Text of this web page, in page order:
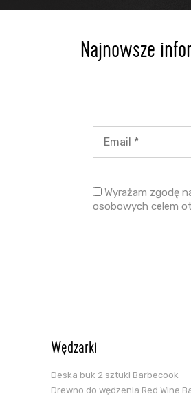
Najnowsze
Wyrażam zgodę
osobowych celem
Wędzarki
Deska buk 2 sztuki Barbecook
Drewno do wędzenia Red Wine